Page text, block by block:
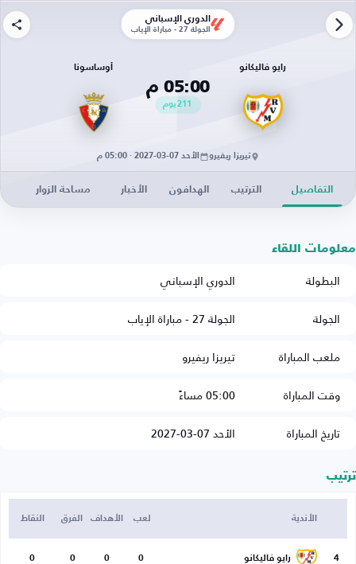
الدوري الإسباني
الجولة 27 - مباراة الإياب
رايو فاليكانو
05:00 م
211يوم
أوساسونا
تيريزا ريفيرو الأحد 07-03-2027 · 05:00 م
التفاصيل الترتيب الهدافون الأخبار مساحة الزوار
معلومات اللقاء
البطولة
الدوري الإسباني
الجولة
الجولة 27 - مباراة الإياب
ملعب المباراة
تيريزا ريفيرو
وقت المباراة
05:00 مساءً
تاريخ المباراة
الأحد 07-03-2027
ترتيب
الأندية لعب الأهداف الفرق النقاط
4 رايو فاليكانو 0
0
0
0